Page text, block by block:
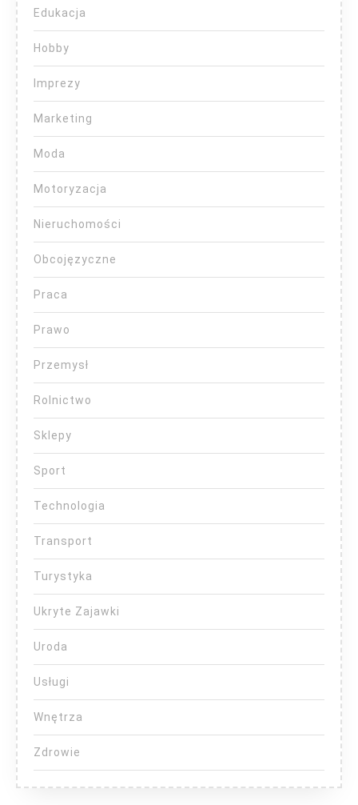
Edukacja
Hobby
Imprezy
Marketing
Moda
Motoryzacja
Nieruchomości
Obcojęzyczne
Praca
Prawo
Przemysł
Rolnictwo
Sklepy
Sport
Technologia
Transport
Turystyka
Ukryte Zajawki
Uroda
Usługi
Wnętrza
Zdrowie